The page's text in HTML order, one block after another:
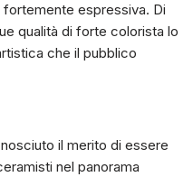
fortemente espressiva. Di
qualità di forte colorista lo
che il pubblico
il merito di essere
nel panorama